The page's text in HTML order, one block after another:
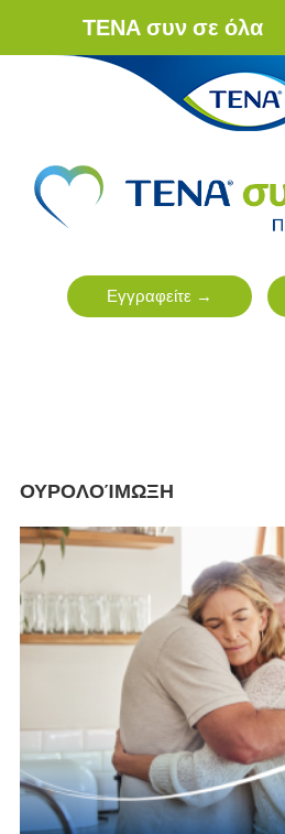
ΟΥΡΟΛΟΊΜΩΞΗ
ΤΕΝΑ συν σε όλα